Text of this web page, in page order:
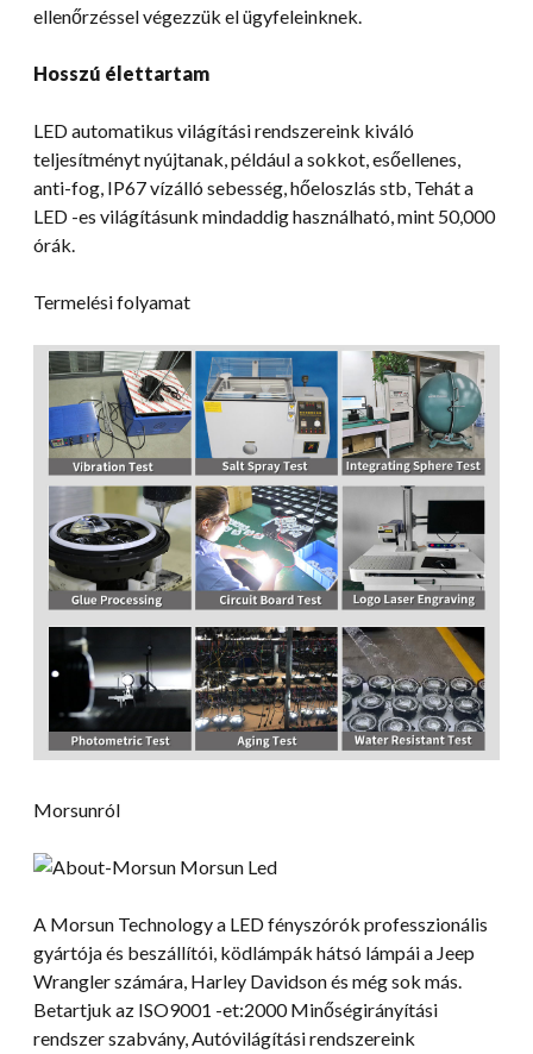
ellenőrzéssel végezzük el ügyfeleinknek.
Hosszú élettartam
LED automatikus világítási rendszereink kiváló
teljesítményt nyújtanak, például a sokkot, esőellenes,
anti-fog, IP67 vízálló sebesség, hőeloszlás stb, Tehát a
LED -es világításunk mindaddig használható, mint 50,000
órák.
Termelési folyamat
Morsunról
A Morsun Technology a LED fényszórók professzionális
gyártója és beszállítói, ködlámpák hátsó lámpái a Jeep
Wrangler számára, Harley Davidson és még sok más.
Betartjuk az ISO9001 -et:2000 Minőségirányítási
rendszer szabvány, Autóvilágítási rendszereink